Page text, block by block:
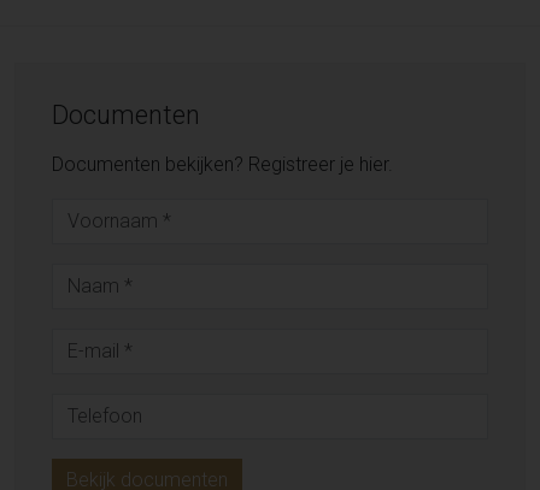
Documenten
Documenten bekijken? Registreer je hier.
Bekijk documenten